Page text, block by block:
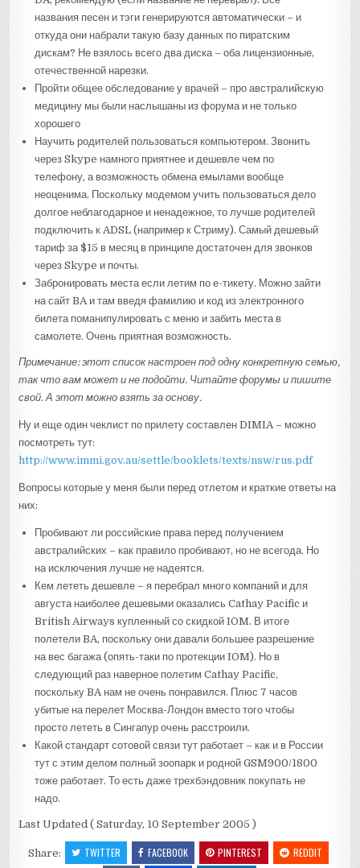
названия песен и тэги генерируются автоматически – и
откуда они набрали такую базу данных по пиратским
дискам? Не взялось всего два диска – оба лицензионные,
отечественной нарезки.
Пройти общее обследование у врачей – про австралийскую
медицину мы были наслышаны из форума и не только
хорошего
Научить родителей пользоваться компьютером. Звонить
через Skype намного приятнее и дешевле чем по
телефону, а возможность обмена емылами вообще
неоценима. Поскольку модемом учить пользоваться дело
долгое неблагодарное и ненадежное, то лучше родителей
подключить к ADSL (например к Стриму). Самый дешевый
тариф за $15 в месяц в принципе достаточен для звонков
через Skype и почты.
Забронировать места если летим по е-тикету. Можно зайти
на сайт BA и там введя фамилию и код из электронного
билета поманипулировать с меню и забить места в
самолете. Очень приятная возможность.
Примечание: этот список настроен под одну конкретную семью,
так что вам может и не подойти. Читайте форумы и пишите
свой. А этот можно взять за основу.
Ну и еще один чеклист по прилету составлен DIMIA – можно
посмотреть тут:
http://www.immi.gov.au/settle/booklets/texts/nsw/rus.pdf
Вопросы которые у меня были перед отлетом и краткие ответы на
них:
Пробивают ли российские права перед получением
австралийских – как правило пробивают, но не всегода. Но
на исключения лучше не надеятся.
Кем лететь дешевле – я перебрал много компаний и для
августа наиболее дешевыми оказались Cathay Pacific и
British Airways купленный со скидкой IOM. В итоге
полетели BA, поскольку они давали большее разрешение
на вес багажа (опять-таки по протекции IOM). Но в
следующий раз наверное полетим Cathay Pacific,
поскольку BA нам не очень понравился. Плюс 7 часов
убитые на перелет Москва-Лондон вместо того чтобы
просто лететь в Сингапур очень расстроили.
Какой стандарт сотовой связи тут работает – как и в России
тут с этим делом полный зоопарк и родной GSM900/1800
тоже работает. То есть даже трехбэндовник покупать не
надо.
Last Updated ( Saturday, 10 September 2005 )
Share: TWITTER FACEBOOK PINTEREST
REDDIT